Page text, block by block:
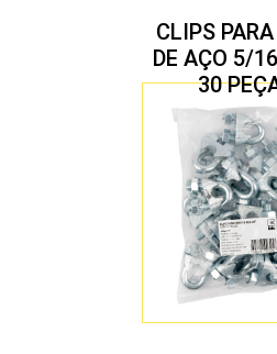
CLIPS
DE AÇO 5/
30